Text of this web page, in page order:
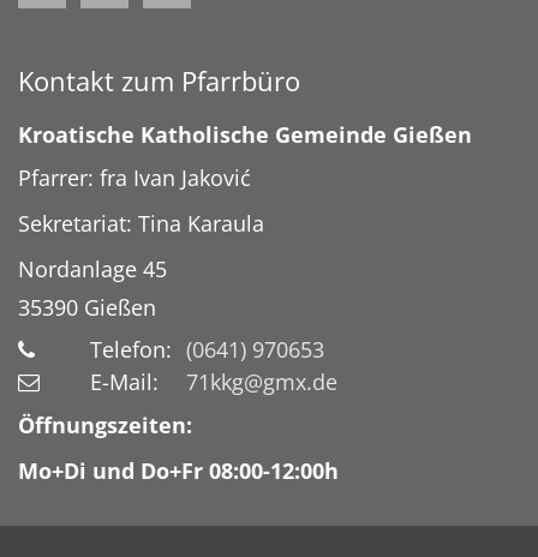
Kontakt zum Pfarrbüro
Kroatische Katholische Gemeinde Gießen
Pfarrer: fra Ivan Jaković
Sekretariat: Tina Karaula
Nordanlage 45
35390 Gießen
Telefon: (0641) 970653
E-Mail:
71kkg@gmx.de
Öffnungszeiten:
Mo+Di und Do+Fr 08:00-12:00h